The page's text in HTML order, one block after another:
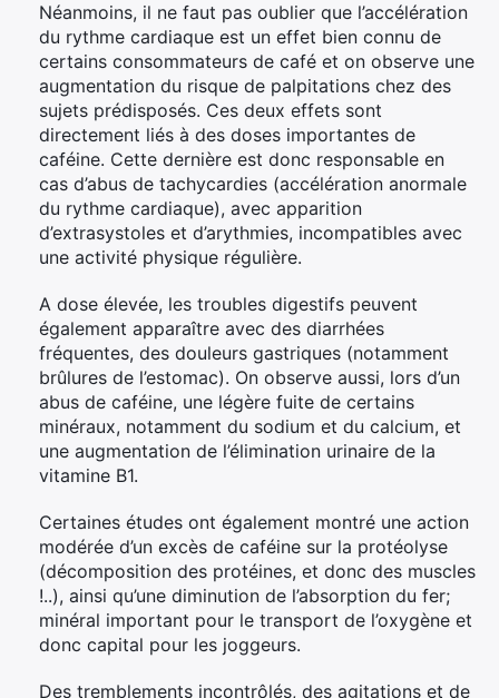
Néanmoins, il ne faut pas oublier que l’accélération
du rythme cardiaque est un effet bien connu de
certains consommateurs de café et on observe une
augmentation du risque de palpitations chez des
sujets prédisposés. Ces deux effets sont
directement liés à des doses importantes de
caféine. Cette dernière est donc responsable en
cas d’abus de tachycardies (accélération anormale
du rythme cardiaque), avec apparition
d’extrasystoles et d’arythmies, incompatibles avec
une activité physique régulière.
A dose élevée, les troubles digestifs peuvent
également apparaître avec des diarrhées
fréquentes, des douleurs gastriques (notamment
brûlures de l’estomac). On observe aussi, lors d’un
abus de caféine, une légère fuite de certains
minéraux, notamment du sodium et du calcium, et
une augmentation de l’élimination urinaire de la
vitamine B1.
Certaines études ont également montré une action
modérée d’un excès de caféine sur la protéolyse
(décomposition des protéines, et donc des muscles
!..), ainsi qu’une diminution de l’absorption du fer;
minéral important pour le transport de l’oxygène et
donc capital pour les joggeurs.
Des tremblements incontrôlés, des agitations et de